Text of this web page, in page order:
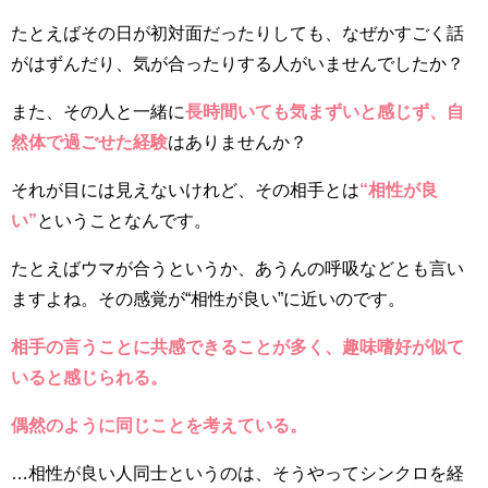
たとえばその日が初対面だったりしても、なぜかすごく話
がはずんだり、気が合ったりする人がいませんでしたか？
また、その人と一緒に長時間いても気まずいと感じず、自
然体で過ごせた経験はありませんか？
それが目には見えないけれど、その相手とは“相性が良
い” ということなんです。
たとえばウマが合うというか、あうんの呼吸などとも言い
ますよね。その感覚が“相性が良い”に近いのです。
相手の言うことに共感できることが多く、趣味嗜好が似て
いると感じられる。
偶然のように同じことを考えている。
…相性が良い人同士というのは、そうやってシンクロを経